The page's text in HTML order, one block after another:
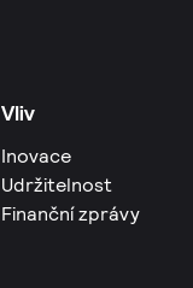
Vliv
Inovace
Udržitelnost
Finanční zprávy